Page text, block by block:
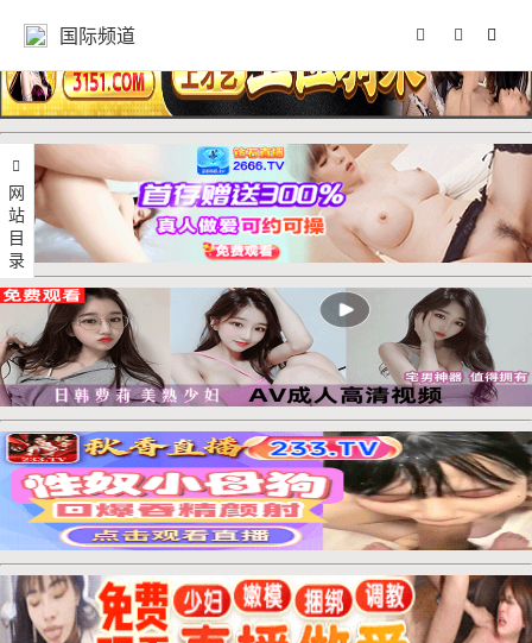
国际频道
网站目录